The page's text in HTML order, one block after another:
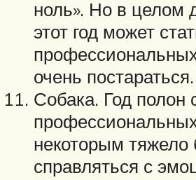
ноль». Но в целом
этот год может
очень постараться.
Собака. Год полон
некоторым тяжело
справляться с